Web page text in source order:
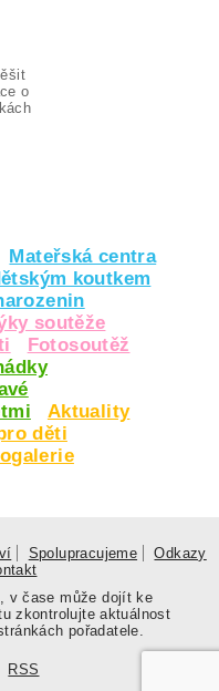
o
Mateřská centra
koutkem
soutěže
Fotosoutěž
Aktuality
děti
Spolupracujeme
Odkazy
v čase může dojít ke
zkontrolujte aktuálnost
pořadatele.
RSS